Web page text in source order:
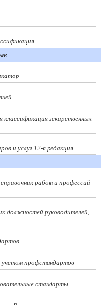
лекарственных
и услуг 12-я редакция
работ и профессий
должностей руководителей,
профстандартов
стандарты